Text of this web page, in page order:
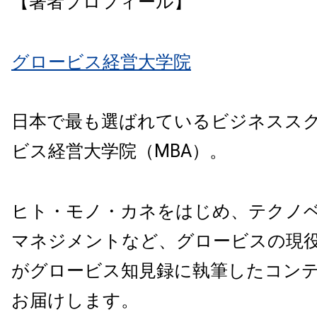
グロービス経営大学院
日本で最も選ばれているビジネスス
ビス経営大学院（MBA）。
ヒト・モノ・カネをはじめ、テクノ
マネジメントなど、グロービスの現
がグロービス知見録に執筆したコン
お届けします。